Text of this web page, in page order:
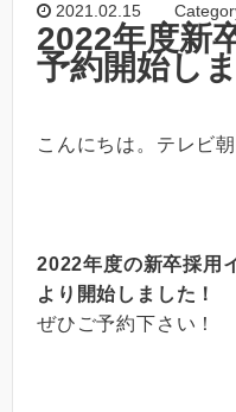
2021.02.15
2022年度新
予約開始し
こんにちは。テレビ
2022年度の新卒採用
より開始しました！
ぜひご予約下さい！